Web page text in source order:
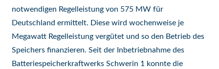
notwendigen Regelleistung von 575 MW für
Deutschland ermittelt. Diese wird wochenweise je
Megawatt Regelleistung vergütet und so den Betrieb des
Speichers finanzieren. Seit der Inbetriebnahme des
Batteriespeicherkraftwerks Schwerin 1 konnte die